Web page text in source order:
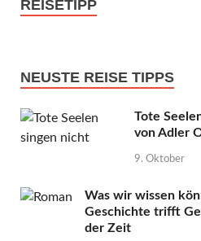
REISETIPP
NEUSTE REISE TIPPS
Tote
von Adler
9. Oktober
Was wir wissen
Geschichte trifft
der Zeit